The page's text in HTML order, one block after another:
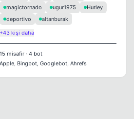
magictornado
ugur1975
Hurley
deportivo
altanburak
+43 kişi daha
15 misafir · 4 bot
Apple, Bingbot, Googlebot, Ahrefs